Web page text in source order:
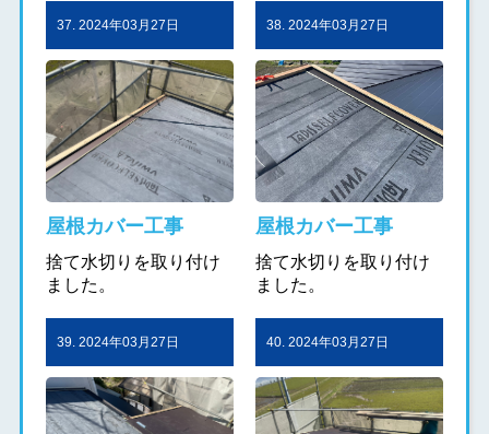
37. 2024年03月27日
屋根カバー工事
捨て水切りを取り付け
ました。
38. 2024年03月27日
屋根カバー工事
捨て水切りを取り付け
ました。
39. 2024年03月27日 40. 2024年03月27日